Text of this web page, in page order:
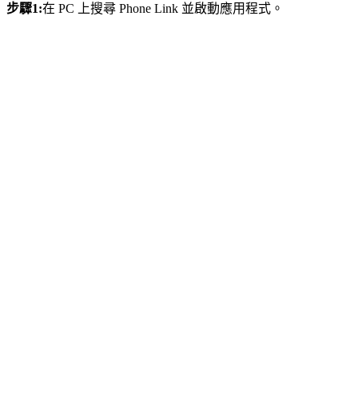
步驟1:在 PC 上搜尋 Phone Link 並啟動應用程式。